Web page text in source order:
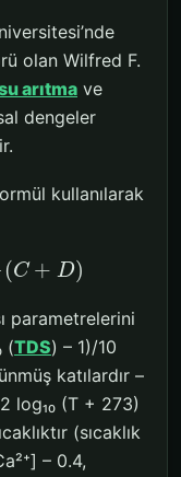
olan Wilfred F.
arıtma ve
dengeler
kullanılarak
(C + D)
parametrelerini
(TDS) – 1)/10
katılardır –
log₁₀ (T + 273)
(sıcaklık
– 0.4,